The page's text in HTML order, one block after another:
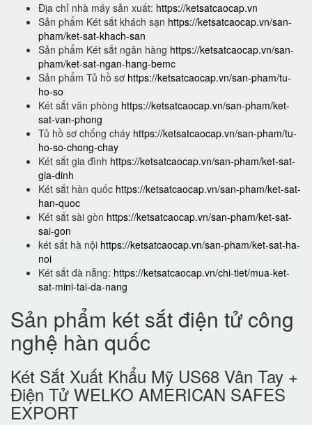
Địa chỉ nhà máy sản xuất: https://ketsatcaocap.vn
Sản phẩm Két sắt khách sạn https://ketsatcaocap.vn/san-
pham/ket-sat-khach-san
Sản phẩm Két sắt ngân hàng https://ketsatcaocap.vn/san-
pham/ket-sat-ngan-hang-bemc
Sản phẩm Tủ hồ sơ https://ketsatcaocap.vn/san-pham/tu-
ho-so
Két sắt văn phòng https://ketsatcaocap.vn/san-pham/ket-
sat-van-phong
Tủ hồ sơ chống cháy https://ketsatcaocap.vn/san-pham/tu-
ho-so-chong-chay
Két sắt gia đình https://ketsatcaocap.vn/san-pham/ket-sat-
gia-dinh
Két sắt hàn quốc https://ketsatcaocap.vn/san-pham/ket-sat-
han-quoc
Két sắt sài gòn https://ketsatcaocap.vn/san-pham/ket-sat-
sai-gon
két sắt hà nội https://ketsatcaocap.vn/san-pham/ket-sat-ha-
noi
Két sắt đà nẵng: https://ketsatcaocap.vn/chi-tiet/mua-ket-
sat-mini-tai-da-nang
Sản phẩm két sắt điện tử công
nghệ hàn quốc
Két Sắt Xuất Khẩu Mỹ US68 Vân Tay +
Điện Tử WELKO AMERICAN SAFES
EXPORT